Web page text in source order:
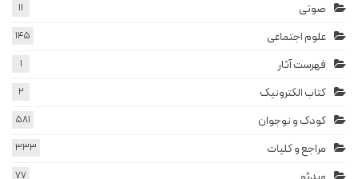
صوتی 11
علوم اجتماعی 145
فهرست آثار 1
کتاب الکترونیک 2
کودک و نوجوان 581
مراجع و کلیات 333
77